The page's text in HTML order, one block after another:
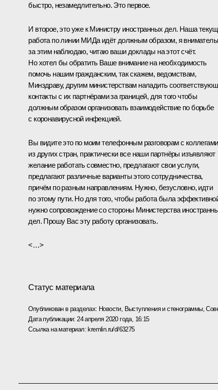
быстро, незамедлительно. Это первое.
И второе, это уже к Министру иностранных дел. Наша
работа по линии МИДа идёт должным образом, я
за этим наблюдаю, читаю ваши доклады на этот счёт.
Но хотел бы обратить Ваше внимание на необходимость
помочь нашим гражданским, так скажем, ведомствам,
Минздраву, другим министерствам наладить
контакты с их партнёрами за границей, для того чтобы
должным образом организовать взаимодействие по борьбе
с коронавирусной инфекцией.
Вы видите это по моим телефонным разговорам с коллегами
из других стран, практически все наши партнёры изъявляют
желание работать совместно, предлагают свои услуги,
предлагают различные варианты этого сотрудничества,
причём по разным направлениям. Нужно, безусловно, идти
по этому пути. Но для того, чтобы работа была
нужно сопровождение со стороны Министерства
дел. Прошу Вас эту работу организовать.
<…>
Статус материала
Опубликован в разделах: Новости, Выступления и стенограммы,
Дата публикации: 24 апреля 2020 года, 16:15
Ссылка на материал: kremlin.ru/d/63275